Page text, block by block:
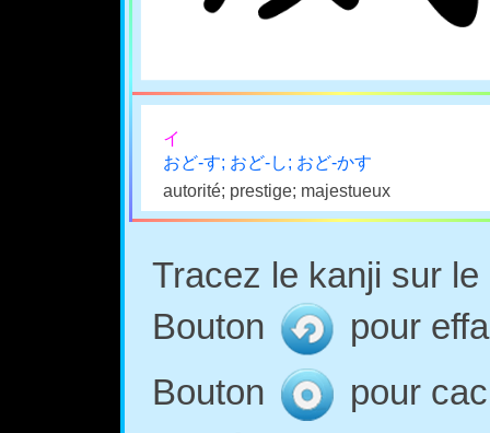
イ
おど-す; おど-し; おど-かす
autorité; prestige; majestueux
Tracez le kanji sur
Bouton
pour
Bouton
pour